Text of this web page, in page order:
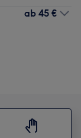
ab 45 €